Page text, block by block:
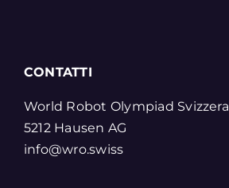
CONTATTI
World Robot Olympiad Svizzera
5212 Hausen AG
info@wro.swiss